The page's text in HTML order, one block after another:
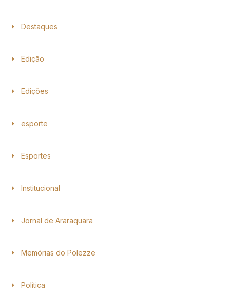
Destaques
Edição
Edições
esporte
Esportes
Institucional
Jornal de Araraquara
Memórias do Polezze
Política